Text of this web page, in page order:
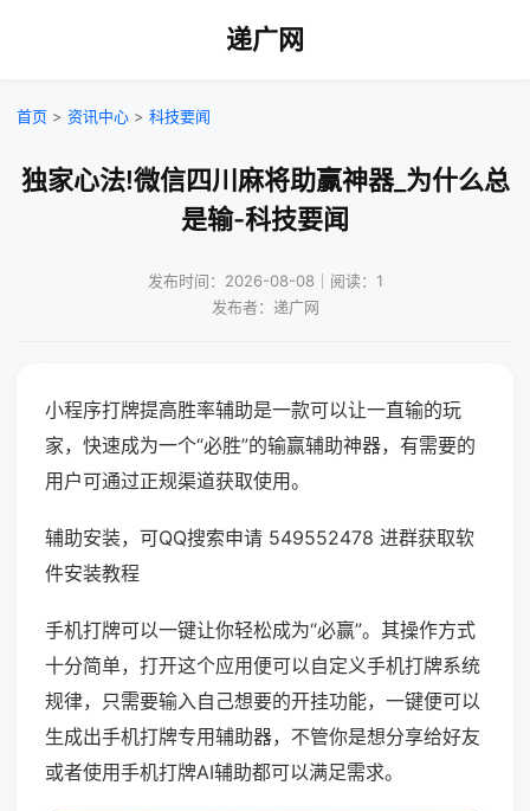
递广网
首页 > 资讯中心 > 科技要闻
独家心法!微信四川麻将助赢神器_为什么总
是输-科技要闻
发布时间：2026-08-08｜阅读：1
发布者：递广网
小程序打牌提高胜率辅助是一款可以让一直输的玩
家，快速成为一个“必胜”的输赢辅助神器，有需要的
用户可通过正规渠道获取使用。
辅助安装，可QQ搜索申请 549552478 进群获取软
件安装教程
手机打牌可以一键让你轻松成为“必赢”。其操作方式
十分简单，打开这个应用便可以自定义手机打牌系统
规律，只需要输入自己想要的开挂功能，一键便可以
生成出手机打牌专用辅助器，不管你是想分享给好友
或者使用手机打牌AI辅助都可以满足需求。